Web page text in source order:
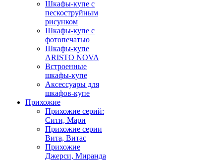
Шкафы-купе с
пескоструйным
рисунком
Шкафы-купе с
фотопечатью
Шкафы-купе
ARISTO NOVA
Встроенные
шкафы-купе
Аксессуары для
шкафов-купе
Прихожие
Прихожие серий:
Сити, Мари
Прихожие серии
Вита, Витас
Прихожие
Джерси, Миранда